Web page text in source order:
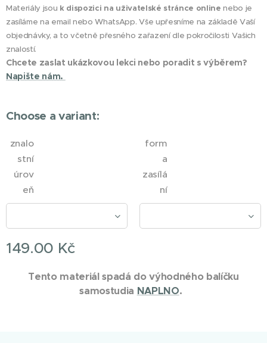
Materiály jsou k dispozici na uživatelské stránce online nebo je
zasíláme na email nebo WhatsApp. Vše upřesníme na základě Vaší
objednávky, a to včetně přesného zařazení dle pokročilosti Vašich
znalostí.
Chcete zaslat ukázkovou lekci nebo poradit s výběrem?
Napište nám.
Choose a variant:
znalo
stní
úrov
eň
form
a
zasílá
ní
149.00 Kč
Tento materiál spadá do výhodného balíčku
samostudia NAPLNO.